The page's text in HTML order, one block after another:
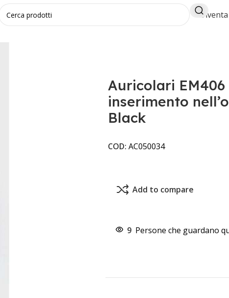
nell’orecchio OWS Lite1 Black
Auricolari EM406
inserimento
Black
COD: AC050034
Add to compare
9 Persone che guardano